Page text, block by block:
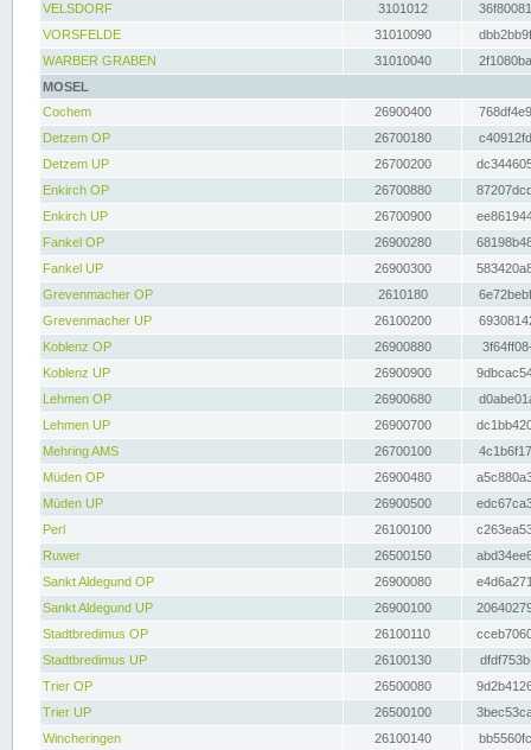
VELSDORF
3101012
VORSFELDE
31010090
WARBER GRABEN
31010040
MOSEL
Cochem
26900400
Detzem OP
26700180
Detzem UP
26700200
Enkirch OP
26700880
Enkirch UP
26700900
Fankel OP
26900280
Fankel UP
26900300
Grevenmacher OP
2610180
Grevenmacher UP
26100200
Koblenz OP
26900880
Koblenz UP
26900900
Lehmen OP
26900680
Lehmen UP
26900700
Mehring AMS
26700100
Müden OP
26900480
Müden UP
26900500
Perl
26100100
Ruwer
26500150
Sankt Aldegund OP
26900080
Sankt Aldegund UP
26900100
Stadtbredimus OP
26100110
Stadtbredimus UP
26100130
Trier OP
26500080
Trier UP
26500100
Wincheringen
26100140